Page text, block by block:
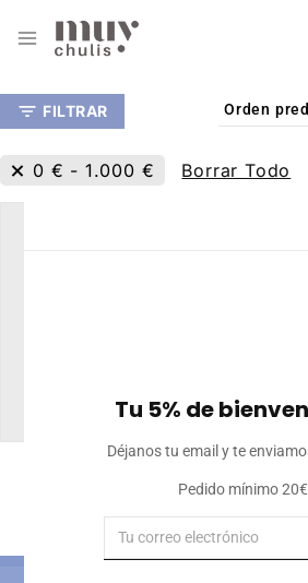
FILTRAR
0 € - 1.000 € Borrar Todo
Bandana elástica
Tu 5% de
Déjanos tu email y te
Pedido mínimo